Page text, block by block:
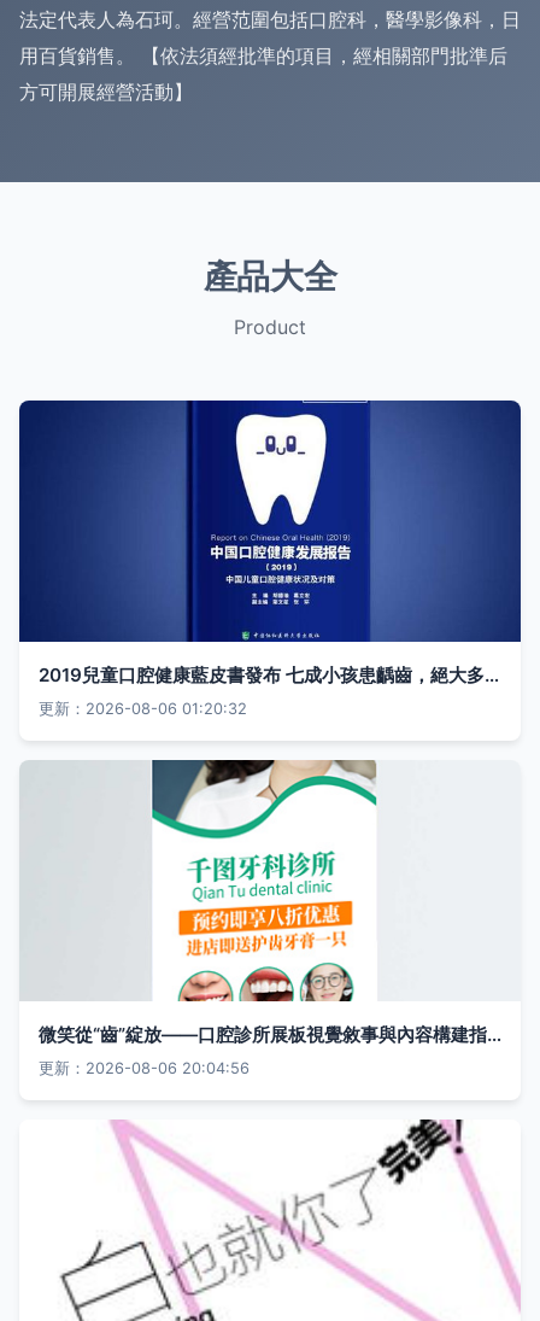
法定代表人為石珂。經營范圍包括口腔科，醫學影像科，日
用百貨銷售。 【依法須經批準的項目，經相關部門批準后
方可開展經營活動】
產品大全
Product
2019兒童口腔健康藍皮書發布 七成小孩患齲齒，絕大多未就醫的口腔之痛
更新：2026-08-06 01:20:32
微笑從“齒”綻放——口腔診所展板視覺敘事與內容構建指南
更新：2026-08-06 20:04:56